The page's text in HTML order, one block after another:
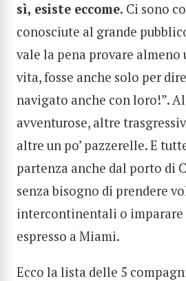
sì, esiste eccome. Ci sono
conosciute al grande
vale la pena provare almeno
vita, fosse anche solo per
navigato anche con loro!”.
avventurose, altre
altre un po’ pazzerelle. E
partenza anche dal porto di
senza bisogno di prendere
intercontinentali o imparare
espresso a Miami.
Ecco la lista delle 5